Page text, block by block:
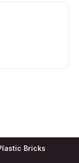
Bricks